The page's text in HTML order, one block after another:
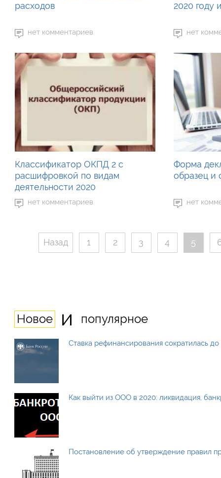
расходов
нет комментариев
2020 году
нет
Классификатор ОКПД 2 с
расшифровкой по видам
деятельности 2020
нет комментариев
Форма
образец и
нет
Назад 1 2 3 4 5
Новое и популярное
Ставка рефинансирования сократилась
Как выйти из ООО в 2020: ликвидация,
Постановление об утверждение правил